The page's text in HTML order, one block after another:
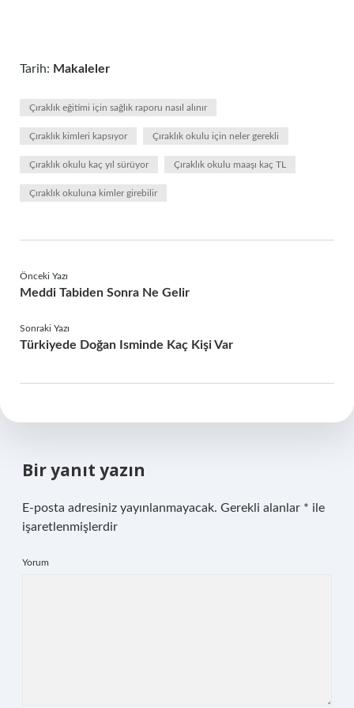
Tarih: Makaleler
Çıraklık eğitimi için sağlık raporu nasıl alınır
Çıraklık kimleri kapsıyor Çıraklık okulu için neler gerekli
Çıraklık okulu kaç yıl sürüyor Çıraklık okulu maaşı kaç TL
Çıraklık okuluna kimler girebilir
Önceki Yazı
Meddi Tabiden Sonra Ne Gelir
Sonraki Yazı
Türkiyede Doğan Isminde Kaç Kişi Var
Bir yanıt yazın
E-posta adresiniz yayınlanmayacak. Gerekli alanlar * ile
işaretlenmişlerdir
Yorum